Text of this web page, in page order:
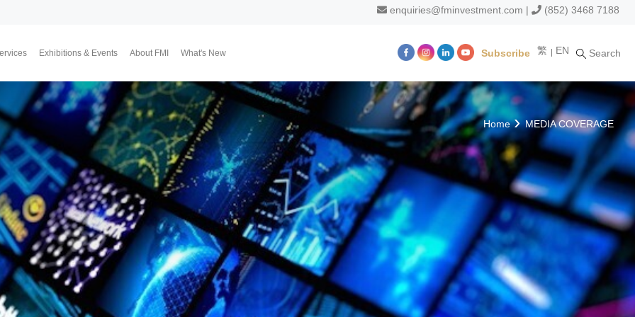
enquiries@fminvestment.com | (852) 3468 7188
Exhibitions & Events
Upcoming Exhibitions
Event Highlights
About FMI
Why FMI FMI Japan
Our CEO & COO
Our Consultant Team
The Finest Moment Membership Program
Member Activities
Contact Us
Join Us
What's New
Market News
FMI Blog Investment
翔勝之道
Lifestyle
FMI Channel
Subscribe 繁 EN Search
Home MEDIA COVERAGE